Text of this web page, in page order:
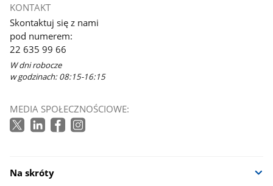
się
w
nowym
oknie
KONTAKT
Skontaktuj się z nami
pod numerem:
22 635 99 66
W dni robocze
w godzinach: 08:15-16:15
MEDIA SPOŁECZNOŚCIOWE:
Na skróty